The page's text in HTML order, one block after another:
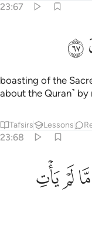
23:67
ﲑ
boasting of the
about the Quran˺ by
Tafsirs Lessons
23:68
٦٨
ءَابَآءَهُمُﲗﲘﲙ